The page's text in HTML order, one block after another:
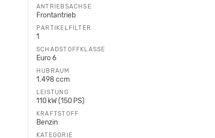
ANTRIEBSACHSE
Frontantrieb
PARTIKELFILTER
1
SCHADSTOFFKLASSE
Euro 6
HUBRAUM
1.498 ccm
LEISTUNG
110 kW (150 PS)
KRAFTSTOFF
Benzin
KATEGORIE